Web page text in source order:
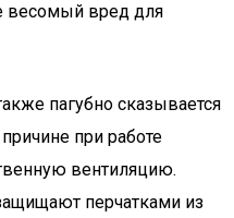
весомый вред для
пагубно сказывается
при работе
вентиляцию.
перчатками из